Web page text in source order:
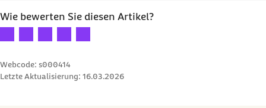
Wie bewerten Sie diesen Artikel?
Ihre Bewertung: 1 Stern
Ihre Bewertung: 2 Sterne
Ihre Bewertung: 3 Sterne
Ihre Bewertung: 4 Sterne
Ihre Bewertung: 5 Sterne
Webcode: s000414
Letzte Aktualisierung: 16.03.2026